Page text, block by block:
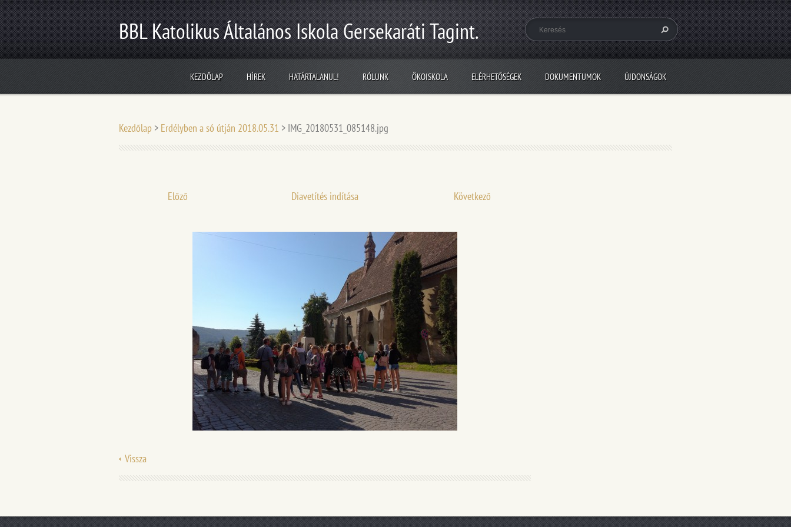
BBL Katolikus Általános Iskola Gersekaráti Tagint.
KEZDŐLAP HÍREK HATÁRTALANUL! RÓLUNK ÖKOISKOLA ELÉRHETŐSÉGEK DOKUMENTUMOK ÚJDONSÁGOK
Kezdőlap > Erdélyben a só útján 2018.05.31 > IMG_20180531_085148.jpg
Előző Diavetítés indítása Következő
Vissza